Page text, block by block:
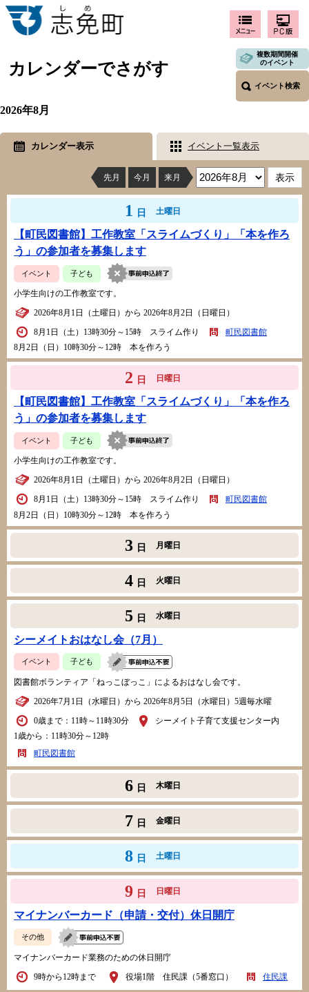
カレンダーでさがす
複数期間開催
のイベント
イベント検索
2026年8月
カレンダー表示 イベント一覧表示
先月 今月 来月
1 日 土曜日
【町民図書館】工作教室「スライムづくり」「本を作ろ
う」の参加者を募集します
イベント 子ども
小学生向けの工作教室です。
2026年8月1日（土曜日）から 2026年8月2日（日曜日）
8月1日（土）13時30分～15時 スライム作り
8月2日（日）10時30分～12時 本を作ろう
町民図書館
2 日 日曜日
【町民図書館】工作教室「スライムづくり」「本を作ろ
う」の参加者を募集します
イベント 子ども
小学生向けの工作教室です。
2026年8月1日（土曜日）から 2026年8月2日（日曜日）
8月1日（土）13時30分～15時 スライム作り
8月2日（日）10時30分～12時 本を作ろう
町民図書館
3 日 月曜日
4 日 火曜日
5 日 水曜日
シーメイトおはなし会（7月）
イベント 子ども
図書館ボランティア「ねっこぼっこ」によるおはなし会です。
2026年7月1日（水曜日）から 2026年8月5日（水曜日）5週毎水曜
0歳まで：11時～11時30分
1歳から：11時30分～12時
シーメイト子育て支援センター内
町民図書館
6 日 木曜日
7 日 金曜日
8 日 土曜日
9 日 日曜日
マイナンバーカード（申請・交付）休日開庁
その他
マイナンバーカード業務のための休日開庁
9時から12時まで
役場1階 住民課（5番窓口） 住民課